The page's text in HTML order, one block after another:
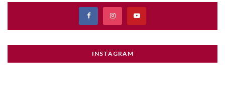
INSTAGRAM